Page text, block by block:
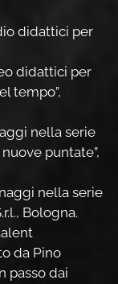
didattici per
didattici per
tempo”,
nella serie
puntate”,
nella serie
Bologna.
da Pino
passo dai